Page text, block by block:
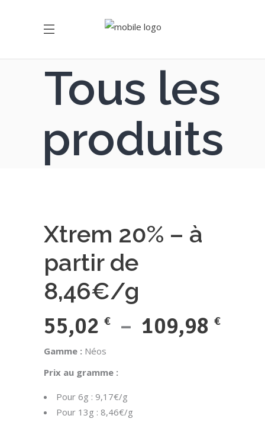
Tous les
produits
Xtrem 20% – à
partir de
8,46€/g
55,02 € – 109,98 €
Gamme : Néos
Prix au gramme :
Pour 6g : 9,17€/g
Pour 13g : 8,46€/g